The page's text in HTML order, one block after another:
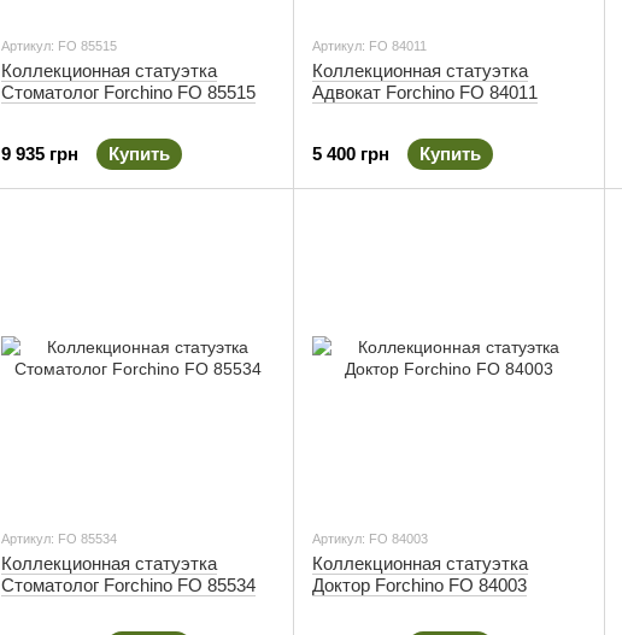
Артикул: FO 85515
Коллекционная статуэтка
Стоматолог Forchino FO 85515
9 935 грн Купить
Артикул: FO 84011
Коллекционная статуэтка
Адвокат Forchino FO 84011
5 400 грн Купить
Артикул: FO 85534
Коллекционная статуэтка
Стоматолог Forchino FO 85534
Артикул: FO 84003
Коллекционная статуэтка
Доктор Forchino FO 84003